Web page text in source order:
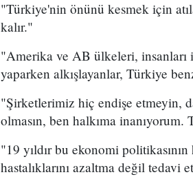
"Türkiye'nin önünü kesmek için
kalır."
"Amerika ve AB ülkeleri, insanları
yaparken alkışlayanlar, Türkiye
"Şirketlerimiz hiç endişe etmeyin,
olmasın, ben halkıma
"19 yıldır bu ekonomi
hastalıklarını azaltma değil tedavi